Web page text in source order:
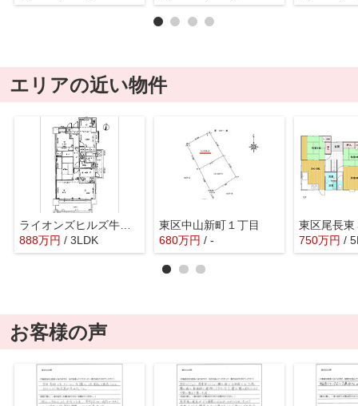
エリアの近い物件
ライオンズヒルズ牛田早稲田
888万円 / 3LDK
東区中山新町１丁目
680万円 / -
東区尾長東
750万円 /
お客様の声